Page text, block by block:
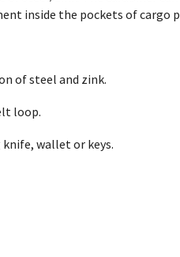
inside the pockets of cargo
of steel and zink.
loop.
wallet or keys.